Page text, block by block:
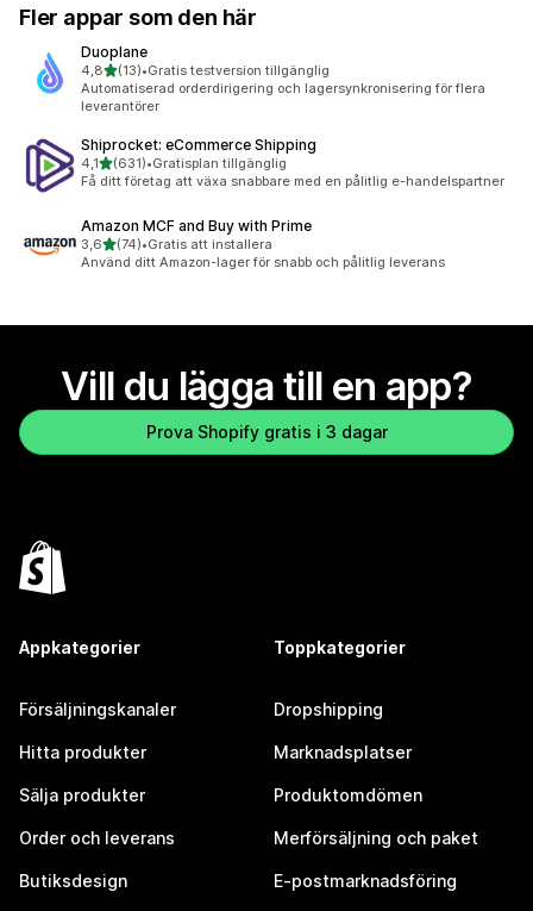
Fler appar som den här
Duoplane
4,8av 5 stjärnor
(13)
13 recensioner totalt
•Gratis testversion tillgänglig
Automatiserad orderdirigering och lagersynkronisering för flera
leverantörer
Shiprocket: eCommerce Shipping
4,1av 5 stjärnor
(631)
631 recensioner totalt
•Gratisplan tillgänglig
Få ditt företag att växa snabbare med en pålitlig e-handelspartner
Amazon MCF and Buy with Prime
3,6av 5 stjärnor
(74)
74 recensioner totalt
•Gratis att installera
Använd ditt Amazon-lager för snabb och pålitlig leverans
Vill du lägga till en app?
Prova Shopify gratis i 3 dagar
Appkategorier
Försäljningskanaler
Hitta produkter
Sälja produkter
Order och leverans
Butiksdesign
Toppkategorier
Dropshipping
Marknadsplatser
Produktomdömen
Merförsäljning och paket
E-postmarknadsföring